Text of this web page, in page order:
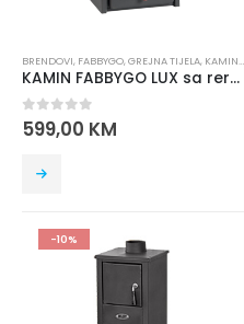
BRENDOVI, FABBYGO,GREJNA TIJELA, KAMINI I PEĆI
KAMIN FABBYGO LUX sa rernom
0out of 5
599,00 KM
-10%